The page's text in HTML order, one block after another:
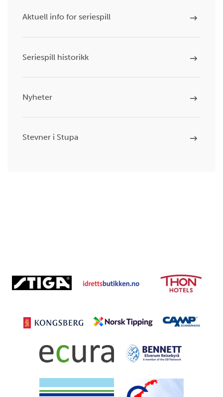
Aktuell info for seriespill
Seriespill historikk
Nyheter
Stevner i Stupa